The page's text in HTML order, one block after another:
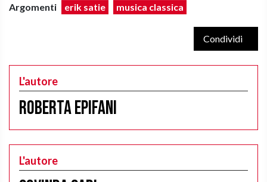
Argomenti erik satie musica classica
Condividi
L'autore
Roberta Epifani
L'autore